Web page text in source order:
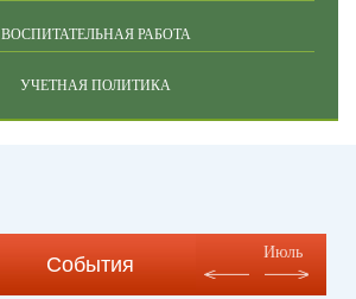
ВОСПИТАТЕЛЬНАЯ РАБОТА
УЧЕТНАЯ ПОЛИТИКА
События
Июль